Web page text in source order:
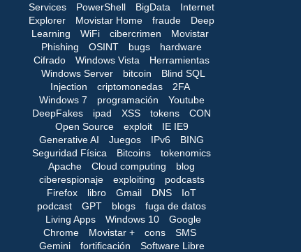
Services
PowerShell BigData
Internet
Explorer
Movistar Home fraude
Deep
Learning
WiFi cibercrimen
Movistar
Phishing
OSINT bugs
hardware
Cifrado
Windows Vista
Herramientas
Windows Server
bitcoin
Blind SQL
Injection
criptomonedas
2FA
Windows 7
programación
Youtube
DeepFakes
ipad XSS tokens
CON
Open Source
exploit
IE IE9
Generative AI
Juegos IPv6
BING
Seguridad Física
Bitcoins
tokenomics
Apache
Cloud computing
blog
ciberespionaje
exploiting
podcasts
Firefox
libro Gmail DNS
IoT
podcast
GPT blogs
fuga de datos
Living Apps
Windows 10
Google
Chrome
Movistar + cons
SMS
Gemini
fortificación
Software Libre